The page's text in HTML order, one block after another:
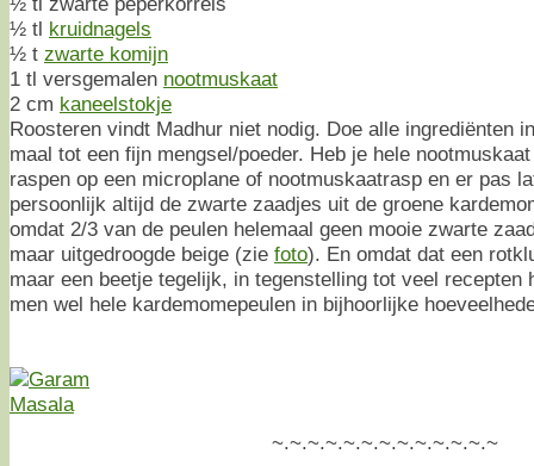
½ tl kruidnagels
½ t zwarte komijn
1 tl versgemalen nootmuskaat
2 cm kaneelstokje
Roosteren vindt Madhur niet nodig. Doe alle ingrediënten
maal tot een fijn mengsel/poeder. Heb je hele
raspen op een microplane of nootmuskaatrasp en er pas
persoonlijk altijd de zwarte zaadjes uit de groene
omdat 2/3 van de peulen helemaal geen mooie zwarte
maar uitgedroogde beige (zie foto). En omdat dat een
maar een beetje tegelijk, in tegenstelling tot veel recepten
men wel hele kardemomepeulen in bijhoorlijke
~.~.~.~.~.~.~.~.~.~.~.~.~